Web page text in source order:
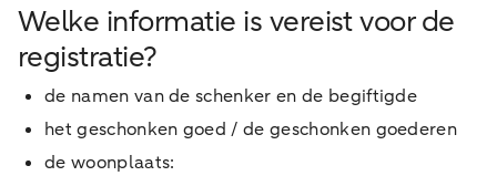
Welke informatie is vereist voor de
registratie?
de namen van de schenker en de begiftigde
het geschonken goed / de geschonken goederen
de woonplaats: